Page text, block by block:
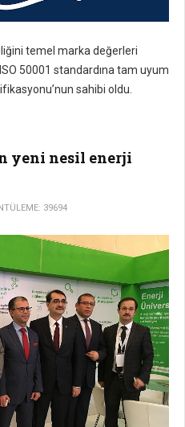
temel marka değerleri
50001 standardına tam uyum
sahibi oldu.
yeni nesil enerji
39694